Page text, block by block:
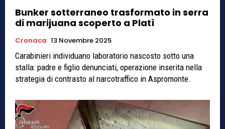
Bunker sotterraneo trasformato in serra
di marijuana scoperto a Platì
Cronaca 13 Novembre 2025
Carabinieri individuano laboratorio nascosto sotto una
stalla: padre e figlio denunciati, operazione inserita nella
strategia di contrasto al narcotraffico in Aspromonte.